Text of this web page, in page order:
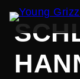
Zum
Inhalt